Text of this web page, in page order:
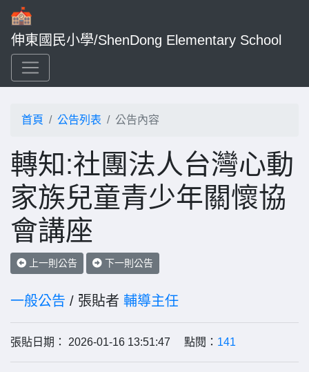
伸東國民小學/ShenDong Elementary School
首頁 公告列表 公告內容
轉知:社團法人台灣心動
家族兒童青少年關懷協
會講座
上一則公告 下一則公告
一般公告 / 張貼者 輔導主任
張貼日期： 2026-01-16 13:51:47 點閱： 141